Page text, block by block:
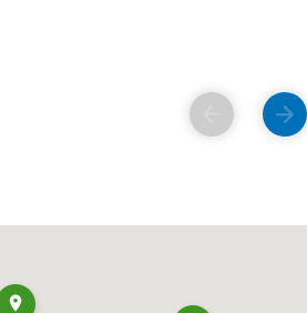
FORRIGE NÆSTE